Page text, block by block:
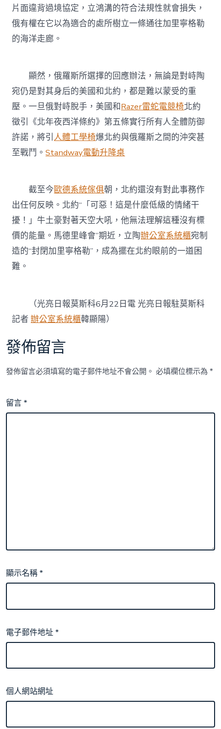
片面違背過境協定，立鴻溝的符合法規性就會損失，
俄有權在它以為適合的處所樹立一條通往加里寧格勒
的海洋走廊。
顯然，俄羅斯所選擇的回應辦法，無論是對峙陶
宛仍是對其身后的美國和北約，都是難以蒙受的重
壓。一旦俄對峙脫手，美國和Razer雷蛇電競椅北約
徵引《北年夜西洋條約》第五條實行所有人全體防御
許諾，將引 人體工學椅爆北約與俄羅斯之間的沖突甚
至戰鬥。Standway電動升降桌
截至今歐德系統傢俱朝，北約還沒有對此事務作
出任何反映。北約“「可惡！這是什麼低級的情緒干
擾！」牛土豪對著天空大吼，他無法理解這種沒有標
價的能量。馬德里峰會”期近，立陶辦公室系統櫃宛制
造的“封閉加里寧格勒”，成為擺在北約眼前的一道困
難。
（光亮日報莫斯科6月22日電 光亮日報駐莫斯科
記者辦公室系統櫃韓顯陽）
發佈留言
發佈留言必須填寫的電子郵件地址不會公開。 必填欄位標示為*
留言*
顯示名稱*
電子郵件地址*
個人網站網址